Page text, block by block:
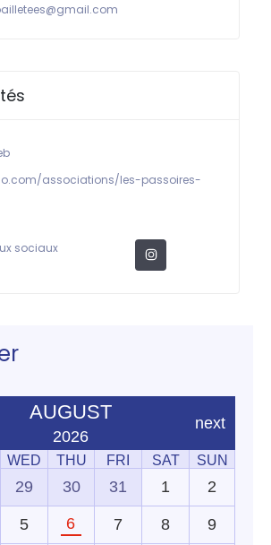
associations/les-passoires-
sociaux